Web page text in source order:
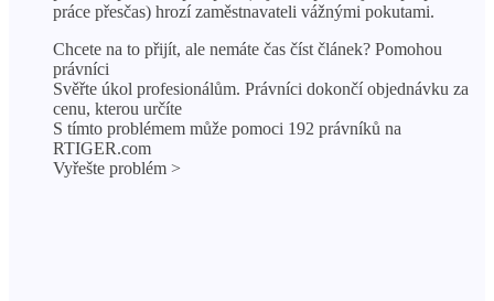
práce přesčas) hrozí zaměstnavateli vážnými pokutami.
Chcete na to přijít, ale nemáte čas číst článek? Pomohou
právníci
Svěřte úkol profesionálům. Právníci dokončí objednávku za
cenu, kterou určíte
S tímto problémem může pomoci 192 právníků na
RTIGER.com
Vyřešte problém >